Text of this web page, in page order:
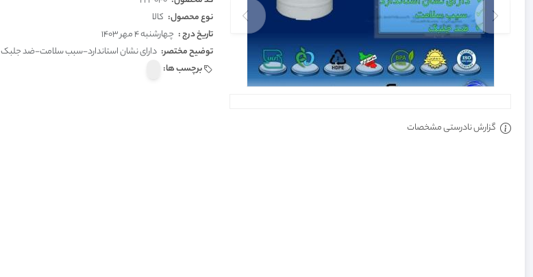
گزارش نادرستی مشخصات
نوع محصول: کالا
تاریخ درج : چهارشنبه 4 مهر 1403
توضیح مختصر: دارای نشان استاندارد-سبب سلامت-ضد جلبک
برچسب ها: